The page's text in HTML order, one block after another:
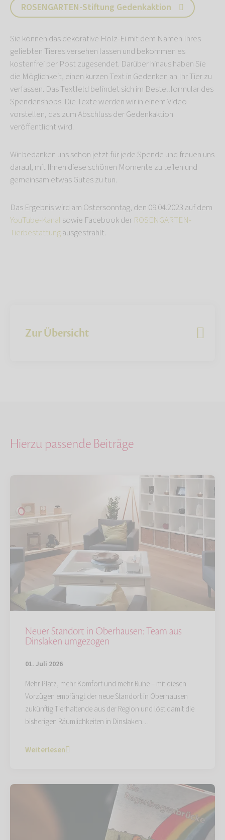
ROSENGARTEN-Stiftung Gedenkaktion
Sie können das dekorative Holz-Ei mit dem Namen Ihres
geliebten Tieres versehen lassen und bekommen es
kostenfrei per Post zugesendet. Darüber hinaus haben Sie
die Möglichkeit, einen kurzen Text in Gedenken an Ihr Tier zu
verfassen. Das Textfeld befindet sich im Bestellformular des
Spendenshops. Die Texte werden wir in einem Video
vorstellen, das zum Abschluss der Gedenkaktion
veröffentlicht wird.
Wir bedanken uns schon jetzt für jede Spende und freuen uns
darauf, mit Ihnen diese schönen Momente zu teilen und
gemeinsam etwas Gutes zu tun.
Das Ergebnis wird am Ostersonntag, den 09.04.2023 auf dem
YouTube-Kanal sowie Facebook der ROSENGARTEN-
Tierbestattungausgestrahlt.
Zur Übersicht
Hierzu passende Beiträge
Neuer Standort in Oberhausen: Team aus
Dinslaken umgezogen
01. Juli 2026
Mehr Platz, mehr Komfort und mehr Ruhe – mit diesen
Vorzügen empfängt der neue Standort in Oberhausen
zukünftig Tierhaltende aus der Region und löst damit die
bisherigen Räumlichkeiten in Dinslaken…
Weiterlesen